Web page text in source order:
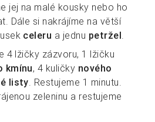
jej na malé kousky nebo ho
Dále si nakrájíme na větší
celeru a jednu petržel
4 lžičky zázvoru, 1 lžičku
kmínu, 4 kuličky nového
listy . Restujeme 1 minutu.
zeleninu a restujeme